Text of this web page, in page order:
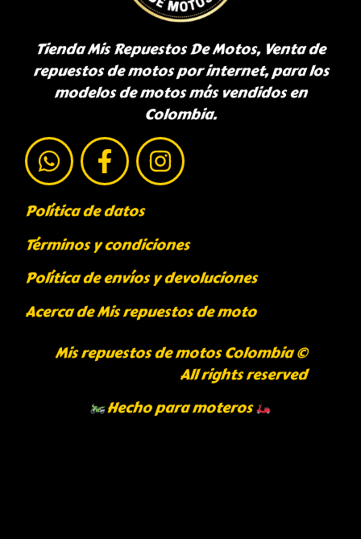
Tienda Mis Repuestos De Motos, Venta de
repuestos de motos por internet, para los
modelos de motos más vendidos en
Colombia.
Política de datos
Términos y condiciones
Política de envíos y devoluciones
Acerca de Mis repuestos de moto
Mis repuestos de motos Colombia ©
All rights reserved
Hecho para moteros